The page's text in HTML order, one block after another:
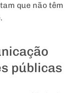
que não têm
públicas